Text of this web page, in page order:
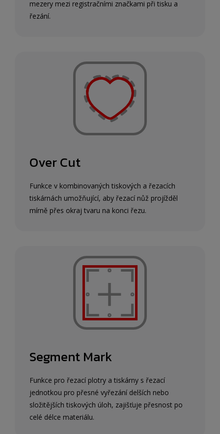
mezery mezi registračními značkami při tisku a
řezání.
Over Cut
Funkce v kombinovaných tiskových a řezacích
tiskárnách umožňující, aby řezací nůž projížděl
mírně přes okraj tvaru na konci řezu.
Segment Mark
Funkce pro řezací plotry a tiskárny s řezací
jednotkou pro přesné vyřezání delších nebo
složitějších tiskových úloh, zajišťuje přesnost po
celé délce materiálu.